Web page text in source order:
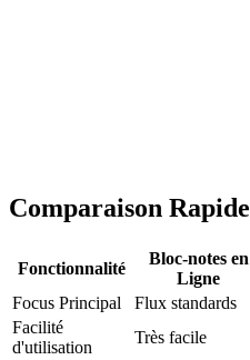
Comparaison Rapide
Fonctionnalité
Bloc-notes en
Ligne
Focus Principal
Flux standards
Facilité
d'utilisation
Très facile